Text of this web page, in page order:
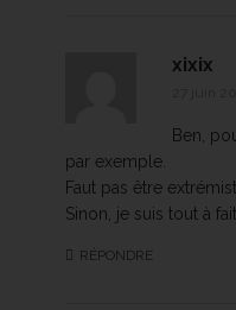
xixix
Ben,
par exemple.
Faut pas être
Sinon, je suis tout à
RÉPONDRE